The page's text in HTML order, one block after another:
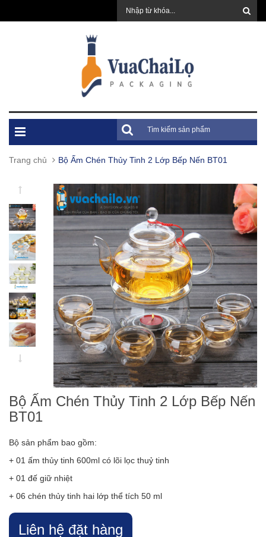
Trang chủ Bộ Ấm Chén Thủy Tinh 2 Lớp Bếp Nến BT01
Bộ Ấm Chén Thủy Tinh 2 Lớp Bếp Nến
BT01
Bộ sản phẩm bao gồm:
+ 01 ấm thủy tinh 600ml có lõi lọc thuỷ tinh
+ 01 đế giữ nhiệt
+ 06 chén thủy tinh hai lớp thể tích 50 ml
Liên hệ đặt hàng